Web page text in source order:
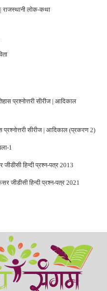
राजस्‍थानी लोक-कथा
प्रश्नोत्तरी सीरीज | आदिकाल
प्रश्नोत्तरी सीरीज | आदिकाल (प्रकरण 2)
1
हिन्‍दी प्रश्‍न-पत्र 2013
जीडीसी हिन्‍दी प्रश्‍न-पत्र 2021